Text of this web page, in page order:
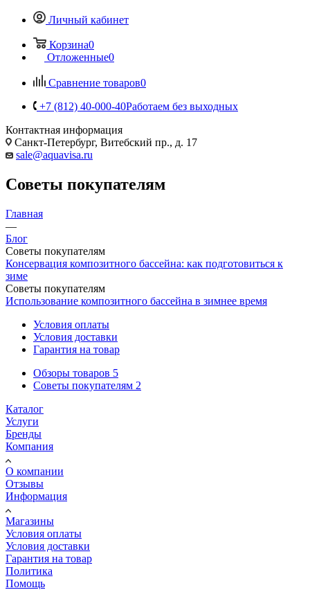
Личный кабинет
Корзина0
Отложенные0
Сравнение товаров0
+7 (812) 40-000-40Работаем без выходных
Контактная информация
Санкт-Петербург, Витебский пр., д. 17
sale@aquavisa.ru
Советы покупателям
Главная
—
Блог
Советы покупателям
Консервация композитного бассейна: как подготовиться к
зиме
Советы покупателям
Использование композитного бассейна в зимнее время
Условия оплаты
Условия доставки
Гарантия на товар
Обзоры товаров 5
Советы покупателям 2
Каталог
Услуги
Бренды
Компания
О компании
Отзывы
Информация
Магазины
Условия оплаты
Условия доставки
Гарантия на товар
Политика
Помощь